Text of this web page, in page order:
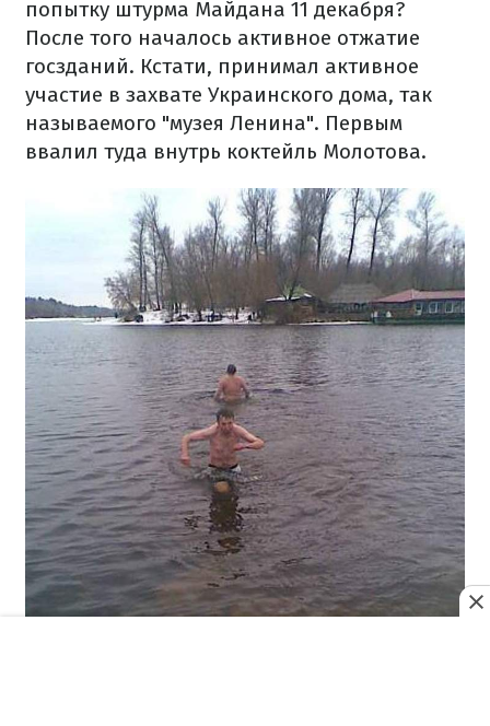
попытку штурма Майдана 11 декабря?
После того началось активное отжатие
госзданий. Кстати, принимал активное
участие в захвате Украинского дома, так
называемого "музея Ленина". Первым
ввалил туда внутрь коктейль Молотова.